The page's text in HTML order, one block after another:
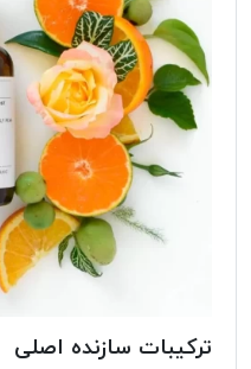
ترکیبات سازنده اصلی